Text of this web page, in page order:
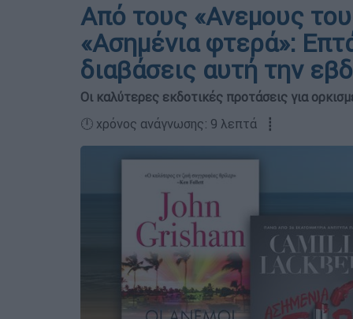
Από τους «Ανεμους του
«Ασημένια φτερά»:
διαβάσεις αυτή την
Οι καλύτερες εκδοτικές προτάσεις για
🕛 χρόνος ανάγνωσης: 9 λεπτά ┋